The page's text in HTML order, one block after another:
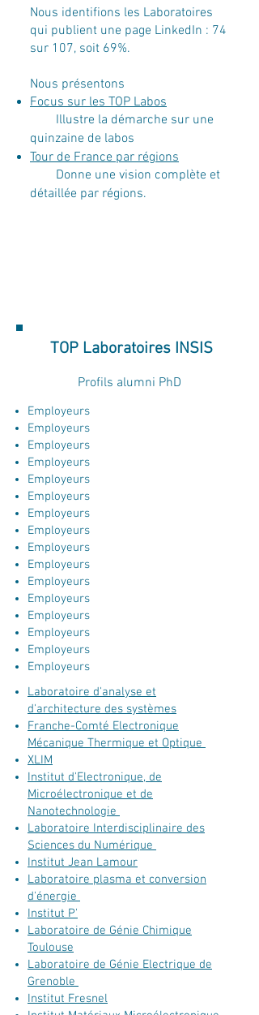
Nous identifions les Laboratoires
qui publient une page LinkedIn : 74
sur 107, soit 69%.
Nous présentons
Focus sur les TOP Labos
Illustre la démarche sur une
quinzaine de labos
Tour de France par régions
Donne une vision complète​ et
détaillée par régions.
TOP Laboratoires INSIS
Profils alumni PhD
Employeurs​
Employeurs​
Employeurs​
Employeurs​
Employeurs​
Employeurs​
Employeurs​
Employeurs
Employeurs​
Employeurs​
Employeurs​
Employeurs​
Employeurs​
Employeurs​
Employeurs​
Employeurs​
Laboratoire d'analyse et
d'architecture des systèmes
Franche-Comté Electronique
Mécanique Thermique et Optique
XLIM
Institut d'Electronique, de
Microélectronique et de
Nanotechnologie
Laboratoire Interdisciplinaire des
Sciences du Numérique
Institut Jean Lamour
Laboratoire plasma et conversion
d'énergie
Institut P'
Laboratoire de Génie Chimique
Toulouse
Laboratoire de Génie Electrique de
Grenoble
Institut Fresnel